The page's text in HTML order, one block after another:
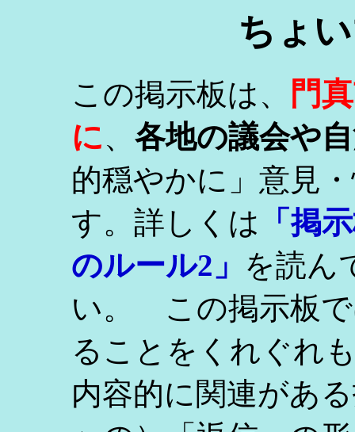
ちょ
この掲示板は、
門
に、 各地の議会や
的穏やかに」意見
す。詳しくは
「掲
のルール2」 を読ん
い。 この掲示板で
ることをくれぐれ
内容的に関連があ